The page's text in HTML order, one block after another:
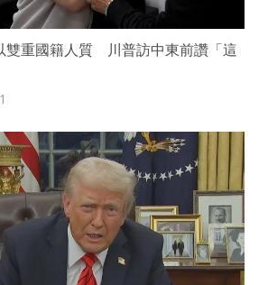
雙重國籍人質 川普訪中東前讚「這